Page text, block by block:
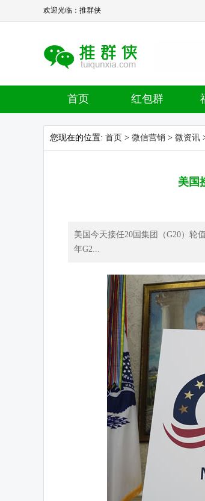
欢迎光临：推群侠
首页 红包群
您现在的位置: 首页 > 微信营销 > 微资讯
美国
美国今天接任20国集团（G20）轮
年G2...